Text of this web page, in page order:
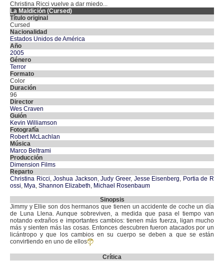
Christina Ricci vuelve a dar miedo...
La Maldición (Cursed)
Título original
Cursed
Nacionalidad
Estados Unidos de América
Año
2005
Género
Terror
Formato
Color
Duración
96
Director
Wes Craven
Guión
Kevin Williamson
Fotografía
Robert McLachlan
Música
Marco Beltrami
Producción
Dimension Films
Reparto
Christina Ricci,Joshua Jackson,Judy Greer, Jesse Eisenberg, Portia de R
ossi, Mya, Shannon Elizabeth, Michael Rosenbaum
Sinopsis
Jimmy y Ellie son dos hermanos que tienen un accidente de coche un día
de Luna Llena. Aunque sobreviven, a medida que pasa el tiempo van
notando extraños e importantes cambios: tienen más fuerza, ligan mucho
más y sienten más las cosas. Entonces descubren fueron atacados por un
licántropo y que los cambios en su cuerpo se deben a que se están
convirtiendo en uno de ellos
Crítica